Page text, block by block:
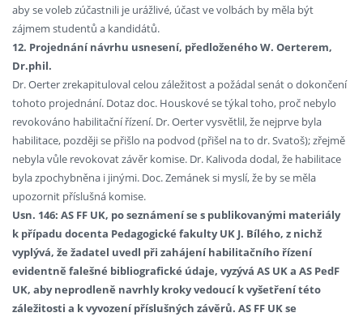
aby se voleb zúčastnili je urážlivé, účast ve volbách by měla být
zájmem studentů a kandidátů.
12. Projednání návrhu usnesení, předloženého W. Oerterem,
Dr.phil.
Dr. Oerter zrekapituloval celou záležitost a požádal senát o dokončení
tohoto projednání. Dotaz doc. Houskové se týkal toho, proč nebylo
revokováno habilitační řízení. Dr. Oerter vysvětlil, že nejprve byla
habilitace, později se přišlo na podvod (přišel na to dr. Svatoš); zřejmě
nebyla vůle revokovat závěr komise. Dr. Kalivoda dodal, že habilitace
byla zpochybněna i jinými. Doc. Zemánek si myslí, že by se měla
upozornit příslušná komise.
Usn. 146: AS FF UK, po seznámení se s publikovanými materiály
k případu docenta Pedagogické fakulty UK J. Bílého, z nichž
vyplývá, že žadatel uvedl při zahájení habilitačního řízení
evidentně falešné bibliografické údaje, vyzývá AS UK a AS PedF
UK, aby neprodleně navrhly kroky vedoucí k vyšetření této
záležitosti a k vyvození příslušných závěrů. AS FF UK se